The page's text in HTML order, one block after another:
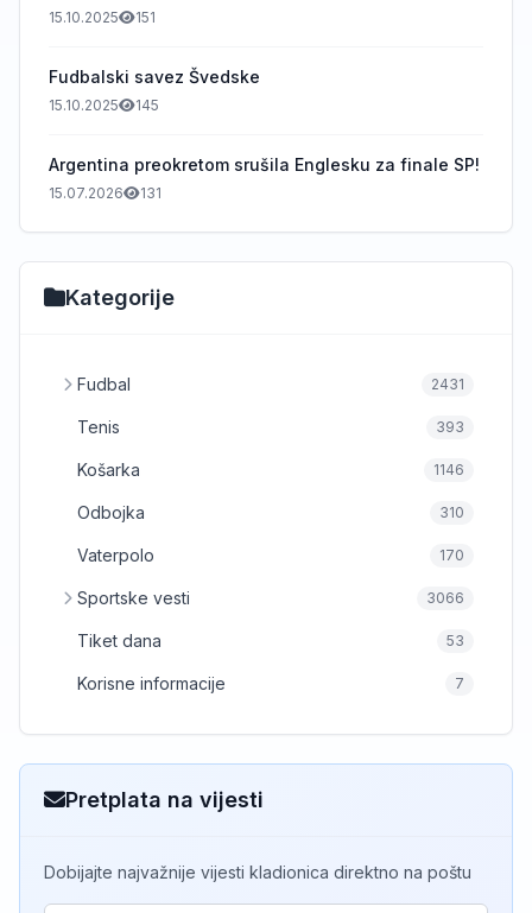
15.10.2025 151
Fudbalski savez Švedske
15.10.2025 145
Argentina preokretom srušila Englesku za finale SP!
15.07.2026 131
Kategorije
Fudbal 2431
Tenis 393
Košarka 1146
Odbojka 310
Vaterpolo 170
Sportske vesti 3066
Tiket dana 53
Korisne informacije 7
Pretplata na vijesti
Dobijajte najvažnije vijesti kladionica direktno na poštu